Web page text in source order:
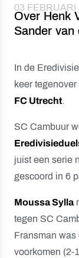
03 FEBRUARI
Over Henk
Sander van
In de
keer
FC Utrecht.
SC Cambuur
juist een serie
gescoord in 6
Moussa Sylla
tegen SC
Fransman
voorkomen (2-